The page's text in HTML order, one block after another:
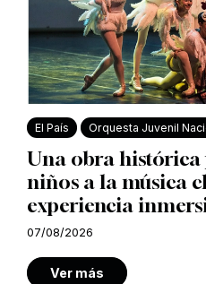
El País Orquesta Juvenil
Una obra histórica
niños a la música
experiencia
07/08/2026
Ver más